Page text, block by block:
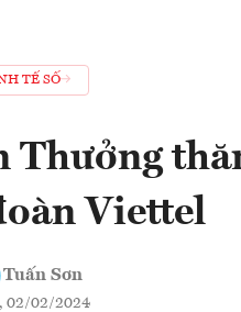
TẾ SỐ
Thưởng
Viettel
Tuấn Sơn
02/02/2024